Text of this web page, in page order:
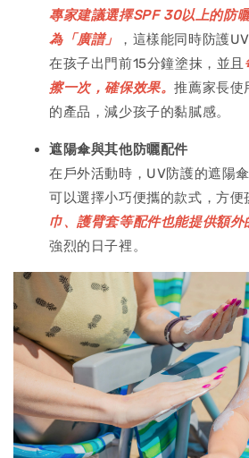
專家建議選擇SPF 30以上的防
為「廣譜」
，這樣能同時防護
在孩子出門前15分鐘塗抹，並且
擦一次，確保效果。推薦家長使
的產品，減少孩子的黏膩感。
遮陽傘與其他防曬配件
在戶外活動時，UV防護的遮陽
可以選擇小巧便攜的款式，方
巾、護臂套等配件也能提供額外
強烈的日子裡。